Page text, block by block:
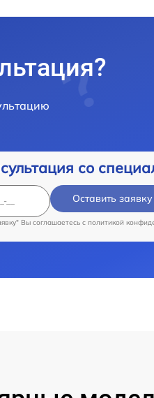
со
Оставить заявку
Вы соглашаетесь c политикой